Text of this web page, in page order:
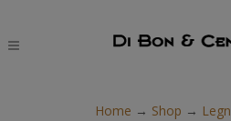
Home → Shop →